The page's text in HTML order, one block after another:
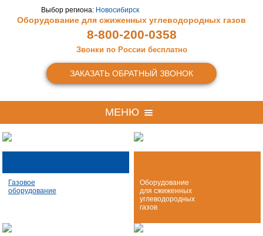
Выбор региона: Новосибирск
Оборудование для сжиженных углеводородных газов
8-800-200-0358
Звонки по России бесплатно
ЗАКАЗАТЬ ОБРАТНЫЙ ЗВОНОК
МЕНЮ
Газовое
оборудование
Оборудование
для сжиженных
углеводородных
газов